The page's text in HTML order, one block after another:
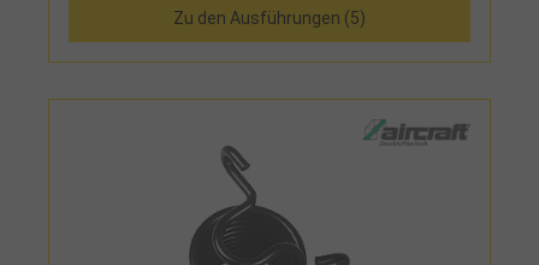
Zu den Ausführungen (5)